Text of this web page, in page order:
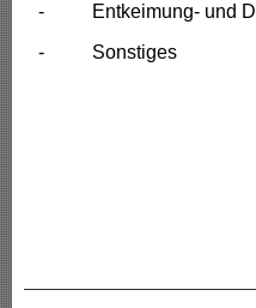
- Entkeimung- und
- Sonstiges